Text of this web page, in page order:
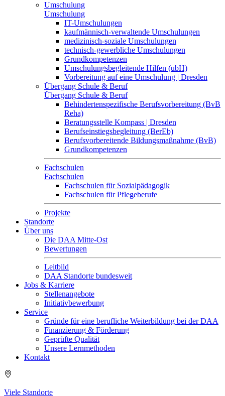
Umschulung
Umschulung
IT-Umschulungen
kaufmännisch-verwaltende Umschulungen
medizinisch-soziale Umschulungen
technisch-gewerbliche Umschulungen
Grundkompetenzen
Umschulungsbegleitende Hilfen (ubH)
Vorbereitung auf eine Umschulung | Dresden
Übergang Schule & Beruf
Übergang Schule & Beruf
Behindertenspezifische Berufsvorbereitung (BvB
Reha)
Beratungsstelle Kompass | Dresden
Berufseinstiegsbegleitung (BerEb)
Berufsvorbereitende Bildungsmaßnahme (BvB)
Grundkompetenzen
Fachschulen
Fachschulen
Fachschulen für Sozialpädagogik
Fachschulen für Pflegeberufe
Projekte
Standorte
Über uns
Die DAA Mitte-Ost
Bewertungen
Leitbild
DAA Standorte bundesweit
Jobs & Karriere
Stellenangebote
Initiativbewerbung
Service
Gründe für eine berufliche Weiterbildung bei der DAA
Finanzierung & Förderung
Geprüfte Qualität
Unsere Lernmethoden
Kontakt
Viele Standorte